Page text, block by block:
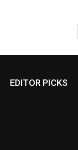
EDITOR PICKS